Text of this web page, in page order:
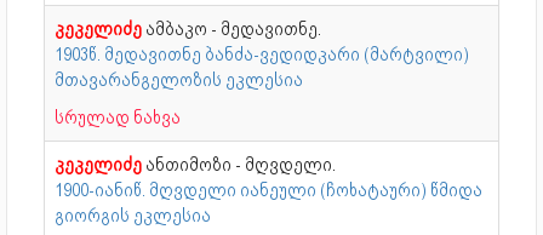
კეკელიძე ამბაკო - მედავითნე.
1903წ. მედავითნე ბანძა-ვედიდკარი (მარტვილი)
მთავარანგელოზის ეკლესია
სრულად ნახვა
კეკელიძე ანთიმოზი - მღვდელი.
1900-იანიწ. მღვდელი იანეული (ჩოხატაური) წმიდა
გიორგის ეკლესია